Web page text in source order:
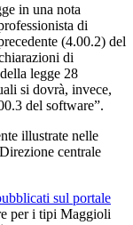
in una nota
di
(4.00.2) del
di
legge 28
si dovrà, invece,
del software”.
illustrate nelle
centrale
sul portale
per i tipi Maggioli